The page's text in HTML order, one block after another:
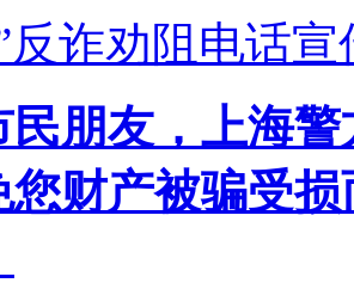
反诈劝阻电话宣
民朋友，上海
您财产被骗受